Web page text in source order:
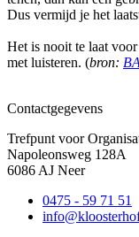
Dus vermijd je het
Het is nooit te laat
met luisteren. (bron:
Contactgegevens
Trefpunt voor
Napoleonsweg 128A
6086 AJ Neer
0475 - 59 71 51